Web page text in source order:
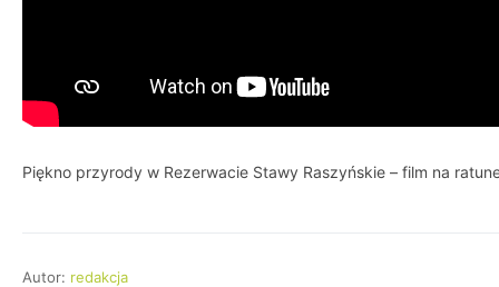
Piękno przyrody w Rezerwacie Stawy Raszyńskie – film na
Autor: redakcja